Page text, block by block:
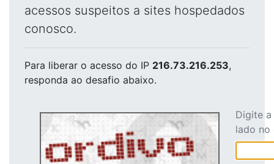
acessos suspeitos a sites hospedados
conosco.
Para liberar o acesso do IP 216.73.216.253,
responda ao desafio abaixo.
Digite
lado no